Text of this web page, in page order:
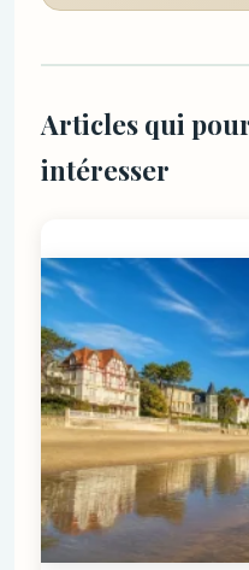
Articles qui
intéresser